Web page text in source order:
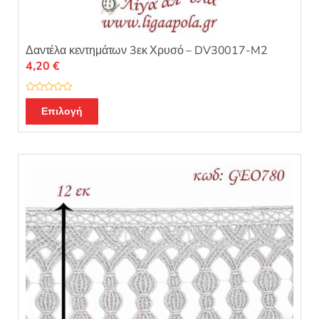
Δαντέλα κεντημάτων 3εκ Χρυσό – DV30017-M2
Β
μ
ο
μ
ε
0
α
π
ό
5
4,20 €
Επιλογή